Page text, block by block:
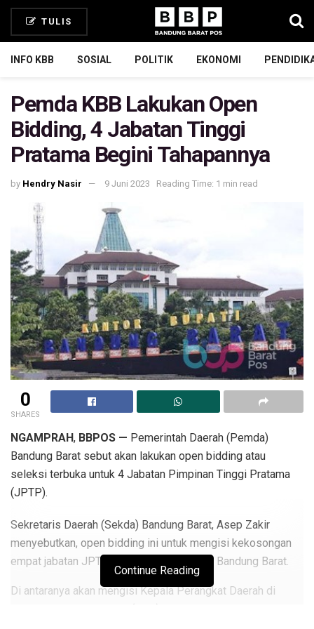
TULIS
INFO KBB SOSIAL POLITIK EKONOMI
Pemda KBB Lakukan Open
Bidding, 4 Jabatan Tinggi
Pratama Begini Tahapannya
by Hendry Nasir 9 Juni 2023 Reading Time: 1 min read
0
SHARES
NGAMPRAH, BBPOS — Pemerintah Daerah (Pemda)
Bandung Barat sebut akan lakukan open bidding atau
seleksi terbuka untuk 4 Jabatan Pimpinan Tinggi Pratama
(JPTP).
Sekretaris Daerah (Sekda) Bandung Barat, Asep Zakir
menyebutkan, open bidding ini untuk mengisi kekosongan
empat jabatan JPTP di lingkungan Pemda Bandung Barat.
Di antaranya akan mengisi Kepala Perangkat Daerah di
Dinas Lingkungan Hidup (DLH), Dinas Pemberdayaan
Continue Reading